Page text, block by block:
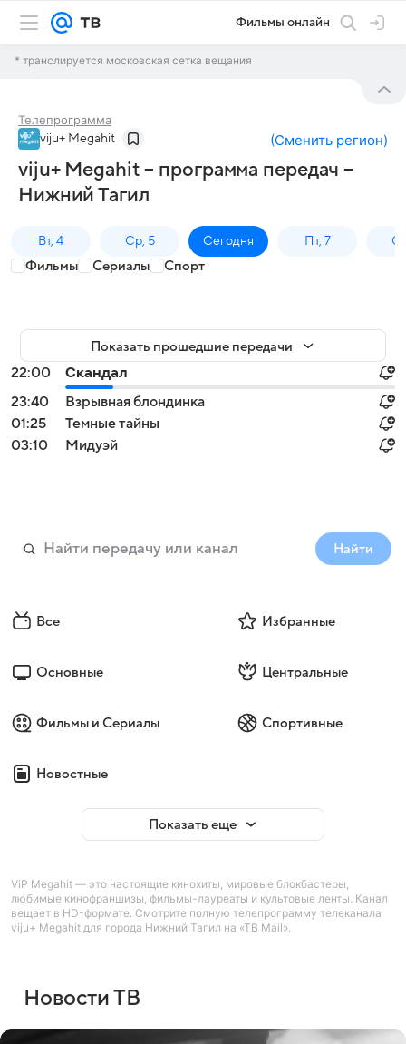
Фильмы онлайн
* транслируется московская сетка вещания
Телепрограмма
viju+ Megahit (Сменить регион)
viju+ Megahit – программа передач –
Нижний Тагил
Вт, 4 Ср, 5 Сегодня Пт, 7
Фильмы Сериалы Спорт
Показать прошедшие передачи
22:00
Скандал
23:40
Взрывная блондинка
01:25
Темные тайны
03:10
Мидуэй
Найти
Все Избранные
Основные Центральные
Фильмы и Сериалы Спортивные
Новостные
Показать еще
ViP Megahit — это настоящие кинохиты, мировые блокбастеры,
любимые кинофраншизы, фильмы-лауреаты и культовые ленты. Канал
вещает в HD-формате. Смотрите полную телепрограмму телеканала
viju+ Megahit для города Нижний Тагил на «ТВ Mail».
Новости ТВ